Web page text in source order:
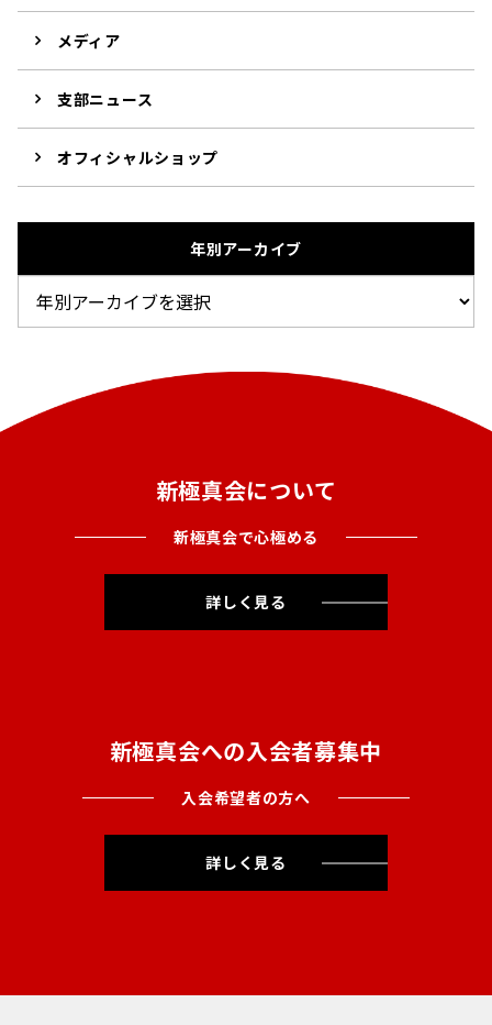
メディア
支部ニュース
オフィシャルショップ
年別アーカイブ
新極真会について
新極真会で心極める
詳しく見る
新極真会への入会者募集中
入会希望者の方へ
詳しく見る